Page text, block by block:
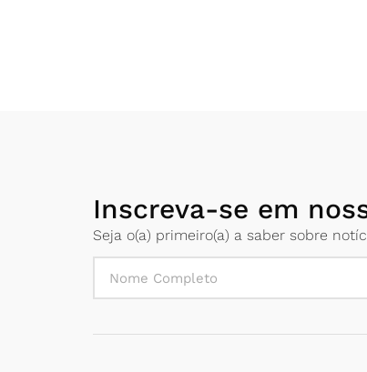
Inscreva-se em
Seja o(a) primeiro(a) a saber sobre